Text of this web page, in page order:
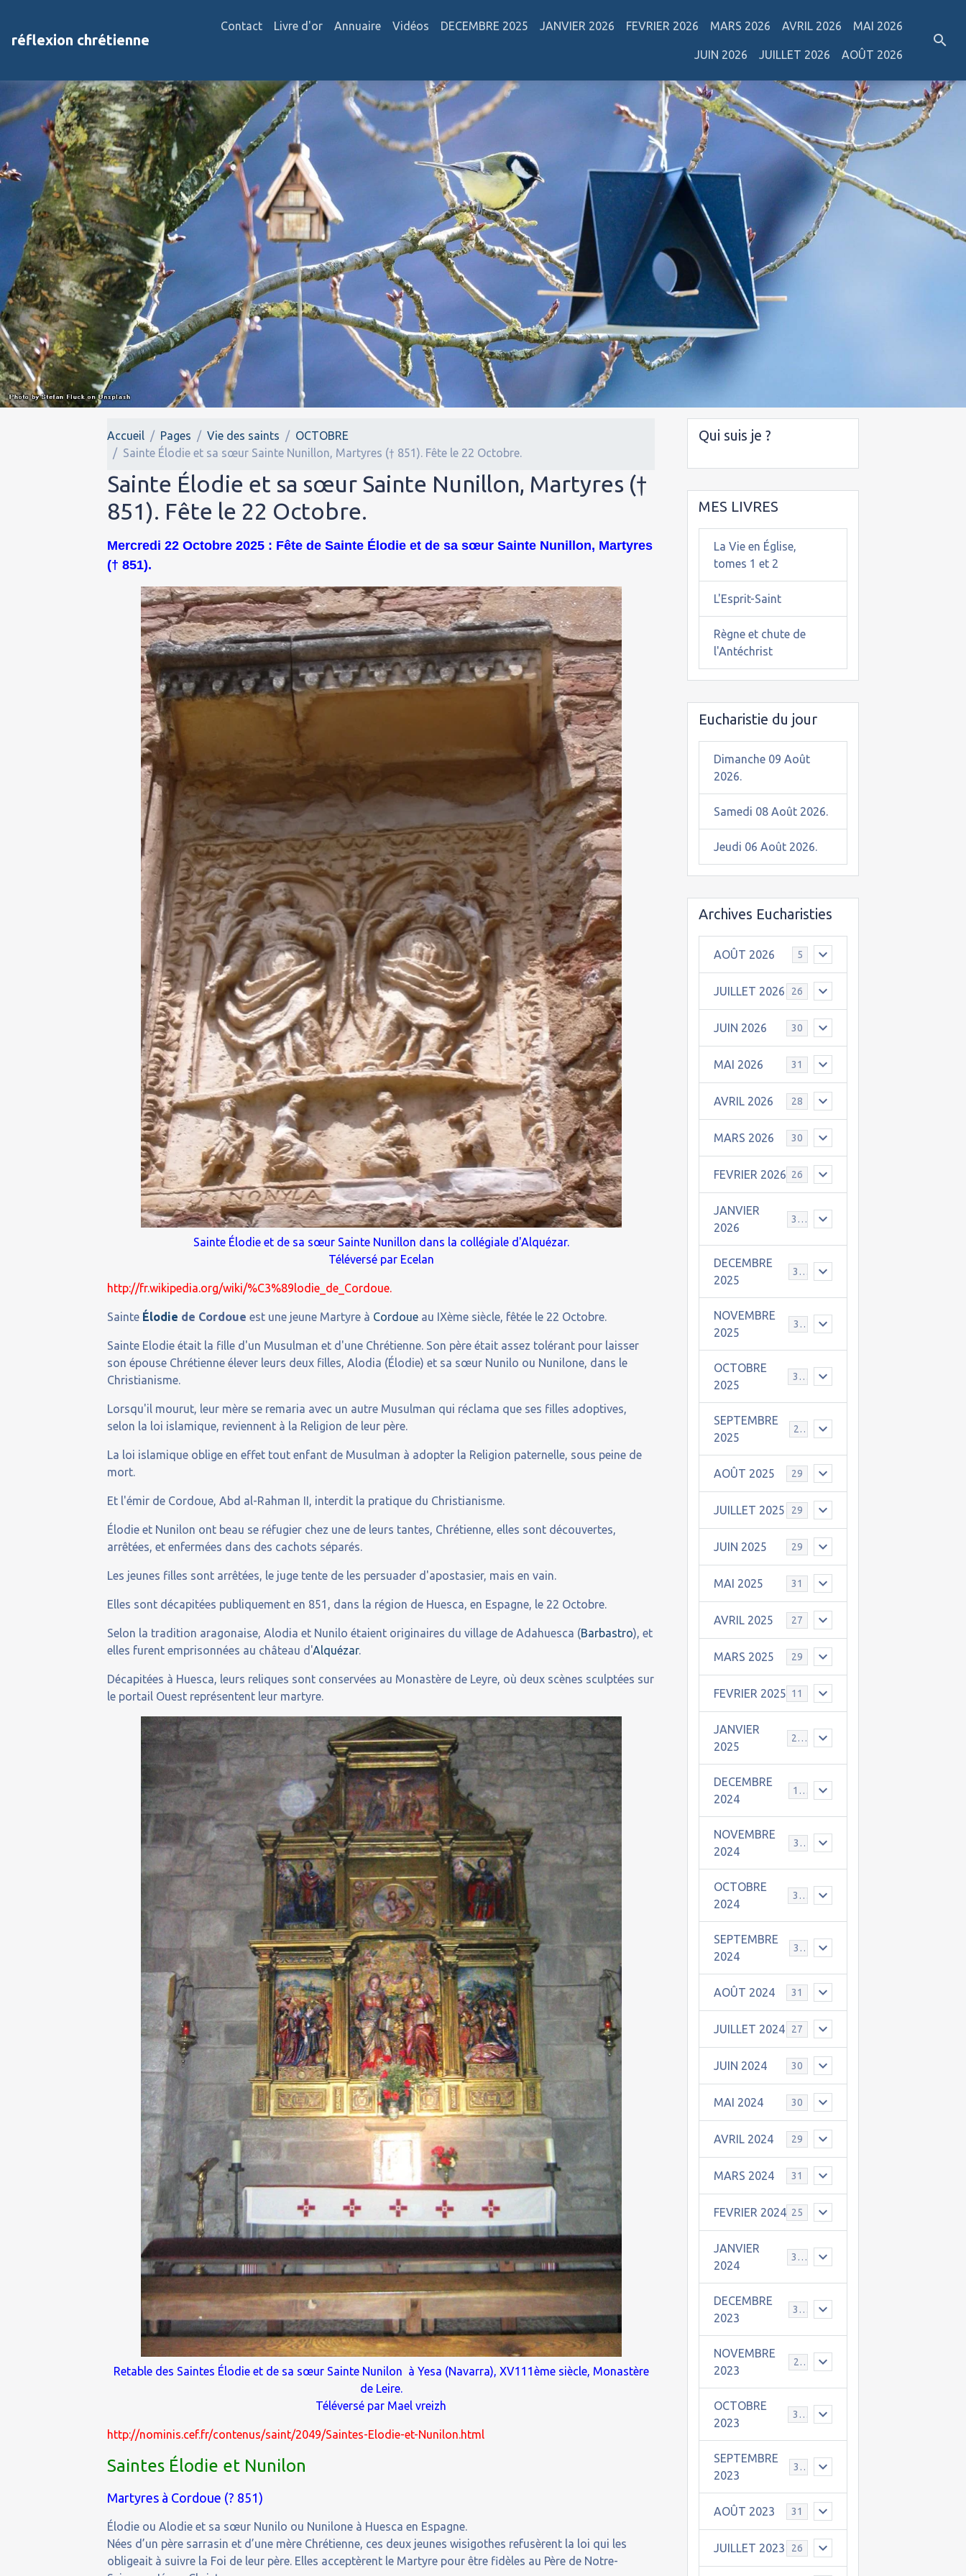
réflexion chrétienne
Contact Livre d'or Annuaire Vidéos DECEMBRE 2025 JANVIER 2026 FEVRIER 2026 MARS 2026 AVRIL 2026 MAI 2026
JUIN 2026 JUILLET 2026 AOÛT 2026
Accueil Pages Vie des saints
OCTOBRE
Sainte Élodie et sa sœur Sainte Nunillon, Martyres († 851). Fête le 22 Octobre.
Sainte Élodie et sa sœur Sainte Nunillon, Martyres (†
851). Fête le 22 Octobre.
Mercredi 22 Octobre 2025 : Fête de Sainte Élodie et de sa sœur Sainte Nunillon, Martyres
(† 851).
Sainte Élodie et de sa sœur Sainte Nunillon dans la collégiale d'Alquézar.
Téléversé par Ecelan
http://fr.wikipedia.org/wiki/%C3%89lodie_de_Cordoue.
Sainte Élodie de Cordoue est une jeune Martyre à Cordoue au IXème siècle, fêtée le 22 Octobre.
Sainte Elodie était la fille d'un Musulman et d'une Chrétienne. Son père était assez tolérant pour laisser
son épouse Chrétienne élever leurs deux filles, Alodia (Élodie) et sa sœur Nunilo ou Nunilone, dans le
Christianisme.
Lorsqu'il mourut, leur mère se remaria avec un autre Musulman qui réclama que ses filles adoptives,
selon la loi islamique, reviennent à la Religion de leur père.
La loi islamique oblige en effet tout enfant de Musulman à adopter la Religion paternelle, sous peine de
mort.
Et l'émir de Cordoue, Abd al-Rahman II, interdit la pratique du Christianisme.
Élodie et Nunilon ont beau se réfugier chez une de leurs tantes, Chrétienne, elles sont découvertes,
arrêtées, et enfermées dans des cachots séparés.
Les jeunes filles sont arrêtées, le juge tente de les persuader d'apostasier, mais en vain.
Elles sont décapitées publiquement en 851, dans la région de Huesca, en Espagne, le 22 Octobre.
Selon la tradition aragonaise, Alodia et Nunilo étaient originaires du village de Adahuesca (Barbastro), et
elles furent emprisonnées au château d'Alquézar.
Décapitées à Huesca, leurs reliques sont conservées au Monastère de Leyre, où deux scènes sculptées sur
le portail Ouest représentent leur martyre.
Retable des Saintes Élodie et de sa sœur Sainte Nunilon à Yesa (Navarra), XV111ème siècle, Monastère
de Leire.
Téléversé par Mael vreizh
http://nominis.cef.fr/contenus/saint/2049/Saintes-Elodie-et-Nunilon.html
Saintes Élodie et Nunilon
Martyres à Cordoue (? 851)
Élodie ou Alodie et sa sœur Nunilo ou Nunilone à Huesca en Espagne.
Nées d’un père sarrasin et d’une mère Chrétienne, ces deux jeunes wisigothes refusèrent la loi qui les
obligeait à suivre la Foi de leur père. Elles acceptèrent le Martyre pour être fidèles au Père de Notre-
Qui suis je ?
MES LIVRES
La Vie en Église,
tomes 1 et 2
L'Esprit-Saint
Règne et chute de
l'Antéchrist
Eucharistie du jour
Dimanche 09 Août
2026.
Samedi 08 Août 2026.
Jeudi 06 Août 2026.
Archives Eucharisties
AOÛT 2026 5
JUILLET 2026 26
JUIN 2026 30
MAI 2026 31
AVRIL 2026 28
MARS 2026 30
FEVRIER 2026 26
JANVIER
2026
31
DECEMBRE
2025
30
NOVEMBRE
2025
30
OCTOBRE
2025
31
SEPTEMBRE
2025
25
AOÛT 2025 29
JUILLET 2025 29
JUIN 2025 29
MAI 2025 31
AVRIL 2025 27
MARS 2025 29
FEVRIER 2025 11
JANVIER
2025
25
DECEMBRE
2024
19
NOVEMBRE
2024
30
OCTOBRE
2024
31
SEPTEMBRE
2024
30
AOÛT 2024 31
JUILLET 2024 27
JUIN 2024 30
MAI 2024 30
AVRIL 2024 29
MARS 2024 31
FEVRIER 2024 25
JANVIER
2024
30
DECEMBRE
2023
31
NOVEMBRE
2023
24
OCTOBRE
2023
31
SEPTEMBRE
2023
30
AOÛT 2023 31
JUILLET 2023 26